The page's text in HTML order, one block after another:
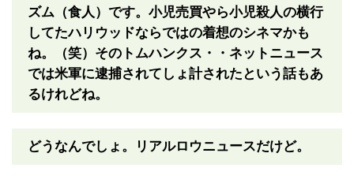
ズム（食人）です。小児売買やら小児殺人の横行
してたハリウッドならではの着想のシネマかも
ね。（笑）そのトムハンクス・・ネットニュース
では米軍に逮捕されてしょ計されたという話もあ
るけれどね。
どうなんでしょ。リアルロウニュースだけど。